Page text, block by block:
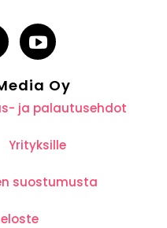
Oy
ja palautusehdot
Yrityksille
suostumusta